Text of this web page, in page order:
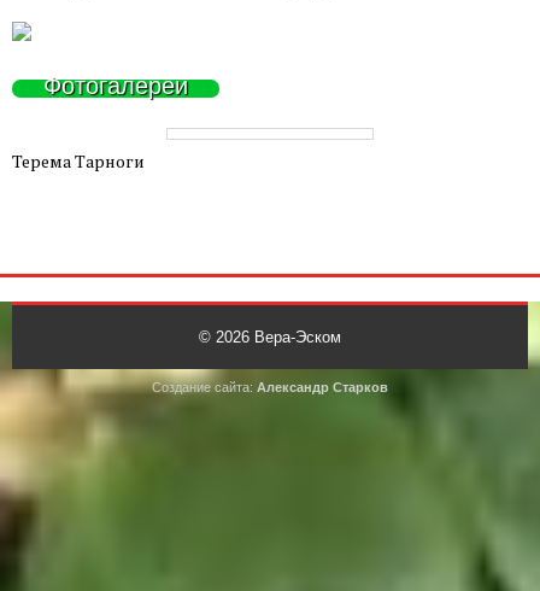
Фотогалереи
Терема Тарноги
© 2026 Вера-Эском
Создание сайта: Александр Старков